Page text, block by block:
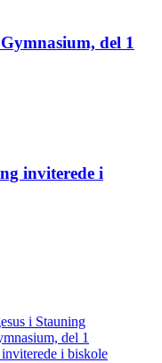
del 1
inviterede i
i Stauning
del 1
i biskole